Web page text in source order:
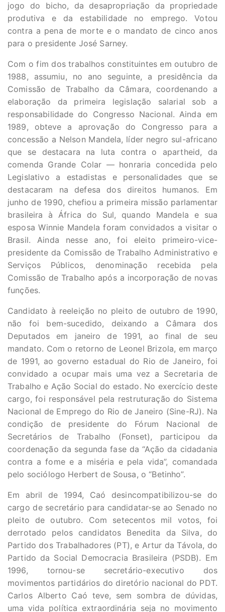
jogo do bicho, da desapropriação da propriedade
produtiva e da estabilidade no emprego. Votou
contra a pena de morte e o mandato de cinco anos
para o presidente José Sarney.
Com o fim dos trabalhos constituintes em outubro de
1988, assumiu, no ano seguinte, a presidência da
Comissão de Trabalho da Câmara, coordenando a
elaboração da primeira legislação salarial sob a
responsabilidade do Congresso Nacional. Ainda em
1989, obteve a aprovação do Congresso para a
concessão a Nelson Mandela, líder negro sul-africano
que se destacara na luta contra o apartheid, da
comenda Grande Colar — honraria concedida pelo
Legislativo a estadistas e personalidades que se
destacaram na defesa dos direitos humanos. Em
junho de 1990, chefiou a primeira missão parlamentar
brasileira à África do Sul, quando Mandela e sua
esposa Winnie Mandela foram convidados a visitar o
Brasil. Ainda nesse ano, foi eleito primeiro-vice-
presidente da Comissão de Trabalho Administrativo e
Serviços Públicos, denominação recebida pela
Comissão de Trabalho após a incorporação de novas
funções.
Candidato à reeleição no pleito de outubro de 1990,
não foi bem-sucedido, deixando a Câmara dos
Deputados em janeiro de 1991, ao final de seu
mandato. Com o retorno de Leonel Brizola, em março
de 1991, ao governo estadual do Rio de Janeiro, foi
convidado a ocupar mais uma vez a Secretaria de
Trabalho e Ação Social do estado. No exercício deste
cargo, foi responsável pela restruturação do Sistema
Nacional de Emprego do Rio de Janeiro (Sine-RJ). Na
condição de presidente do Fórum Nacional de
Secretários de Trabalho (Fonset), participou da
coordenação da segunda fase da “Ação da cidadania
contra a fome e a miséria e pela vida”, comandada
pelo sociólogo Herbert de Sousa, o “Betinho”.
Em abril de 1994, Caó desincompatibilizou-se do
cargo de secretário para candidatar-se ao Senado no
pleito de outubro. Com setecentos mil votos, foi
derrotado pelos candidatos Benedita da Silva, do
Partido dos Trabalhadores (PT), e Artur da Távola, do
Partido da Social Democracia Brasileira (PSDB). Em
1996, tornou-se secretário-executivo dos
movimentos partidários do diretório nacional do PDT.
Carlos Alberto Caó teve, sem sombra de dúvidas,
uma vida política extraordinária seja no movimento